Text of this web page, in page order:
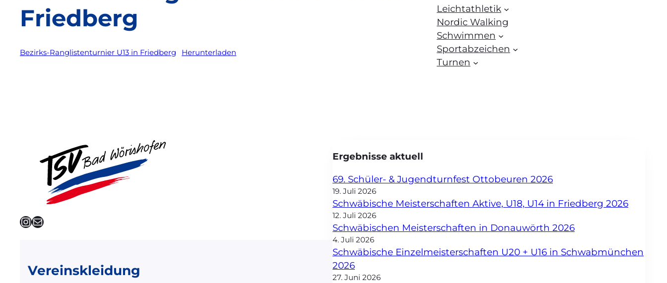
Friedberg
Bezirks-Ranglistenturnier U13 in Friedberg Herunterladen
Leichtathletik
Nordic Walking
Schwimmen
Sportabzeichen
Turnen
InstagramE-Mail
Vereinskleidung
Ergebnisse aktuell
69. Schüler- & Jugendturnfest Ottobeuren 2026
19. Juli 2026
Schwäbische Meisterschaften Aktive, U18, U14 in Friedberg 2026
12. Juli 2026
Schwäbischen Meisterschaften in Donauwörth 2026
4. Juli 2026
Schwäbische Einzelmeisterschaften U20 + U16 in Schwabmünchen
2026
27. Juni 2026